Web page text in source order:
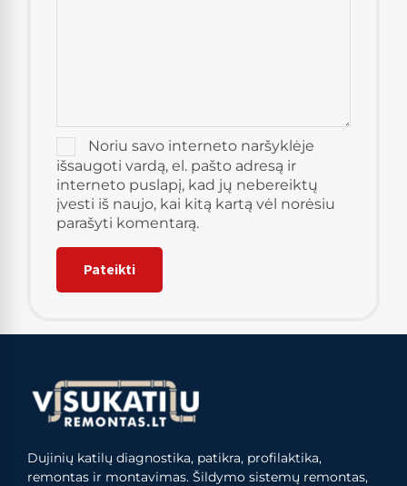
Noriu savo interneto naršyklėje
išsaugoti vardą, el. pašto adresą ir
interneto puslapį, kad jų nebereiktų
įvesti iš naujo, kai kitą kartą vėl norėsiu
parašyti komentarą.
Dujinių katilų diagnostika, patikra, profilaktika,
remontas ir montavimas. Šildymo sistemų remontas,